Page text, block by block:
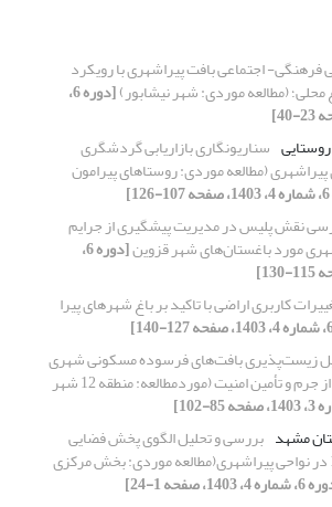
فرهنگی- اجتماعی بافت پیراشهری با رویکرد
محلی؛ (مطالعه موردی: شهر نیشابور) [دوره 6،
سناریونگاری بازاریابی گردشگری
(مطالعه موردی: روستاهای پیرامون
نقش پلیس در مدیریت پیشگیری از جرایم
مورد باغستان‌های شهر قزوین [دوره 6،
کاربری اراضی با تاکید بر باغ شهرهای پیرا
زیست‌پذیری بافت‌های فرسوده مسکونی شهری
با تأکید بر پیشگیری از جرم و تأمین امنیت (موردمطالعه: منطقه 12 شهر
مشهد بررسی و تحلیل الگوی پخش فضایی
همه‌گیری کووید-19 در نواحی پیراشهری(مطالعه موردی: بخش مرکزی
4، 1403، صفحه 1-24]